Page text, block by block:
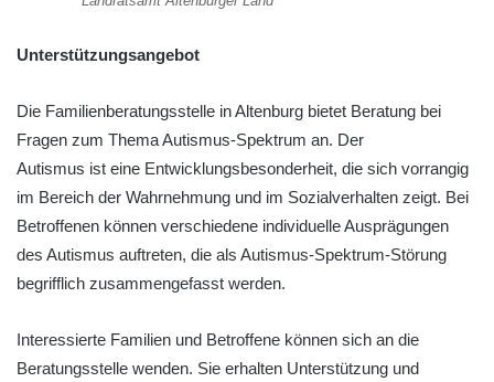
Unterstützungsangebot
Die Familienberatungsstelle in Altenburg bietet Beratung bei
Fragen zum Thema Autismus-Spektrum an. Der
Autismus ist eine Entwicklungsbesonderheit, die sich vorrangig
im Bereich der Wahrnehmung und im Sozialverhalten zeigt. Bei
Betroffenen können verschiedene individuelle Ausprägungen
des Autismus auftreten, die als Autismus-Spektrum-Störung
begrifflich zusammengefasst werden.
Interessierte Familien und Betroffene können sich an die
Beratungsstelle wenden. Sie erhalten Unterstützung und